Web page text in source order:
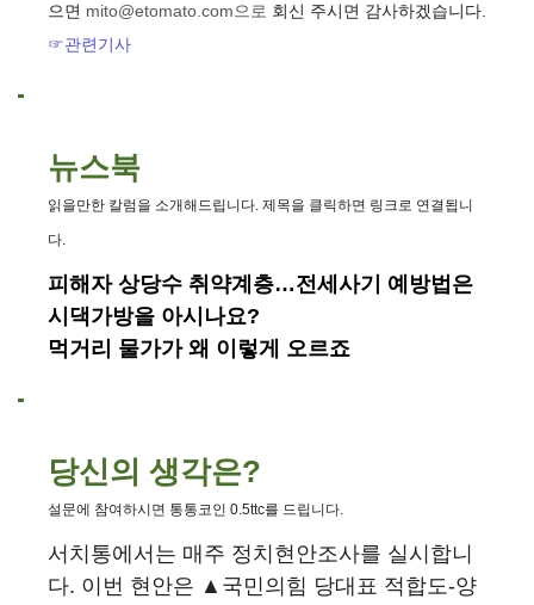
으면 mito@etomato.com으로 회신 주시면 감사하겠습니다.
☞관련기사
뉴스북
읽을만한 칼럼을 소개해드립니다. 제목을 클릭하면 링크로 연결됩니
다.
피해자 상당수 취약계층…전세사기 예방법은
시댁가방을 아시나요?
먹거리 물가가 왜 이렇게 오르죠
당신의 생각은?
설문에 참여하시면 통통코인 0.5ttc를 드립니다.
서치통에서는 매주 정치현안조사를 실시합니
다. 이번 현안은 ▲국민의힘 당대표 적합도-양